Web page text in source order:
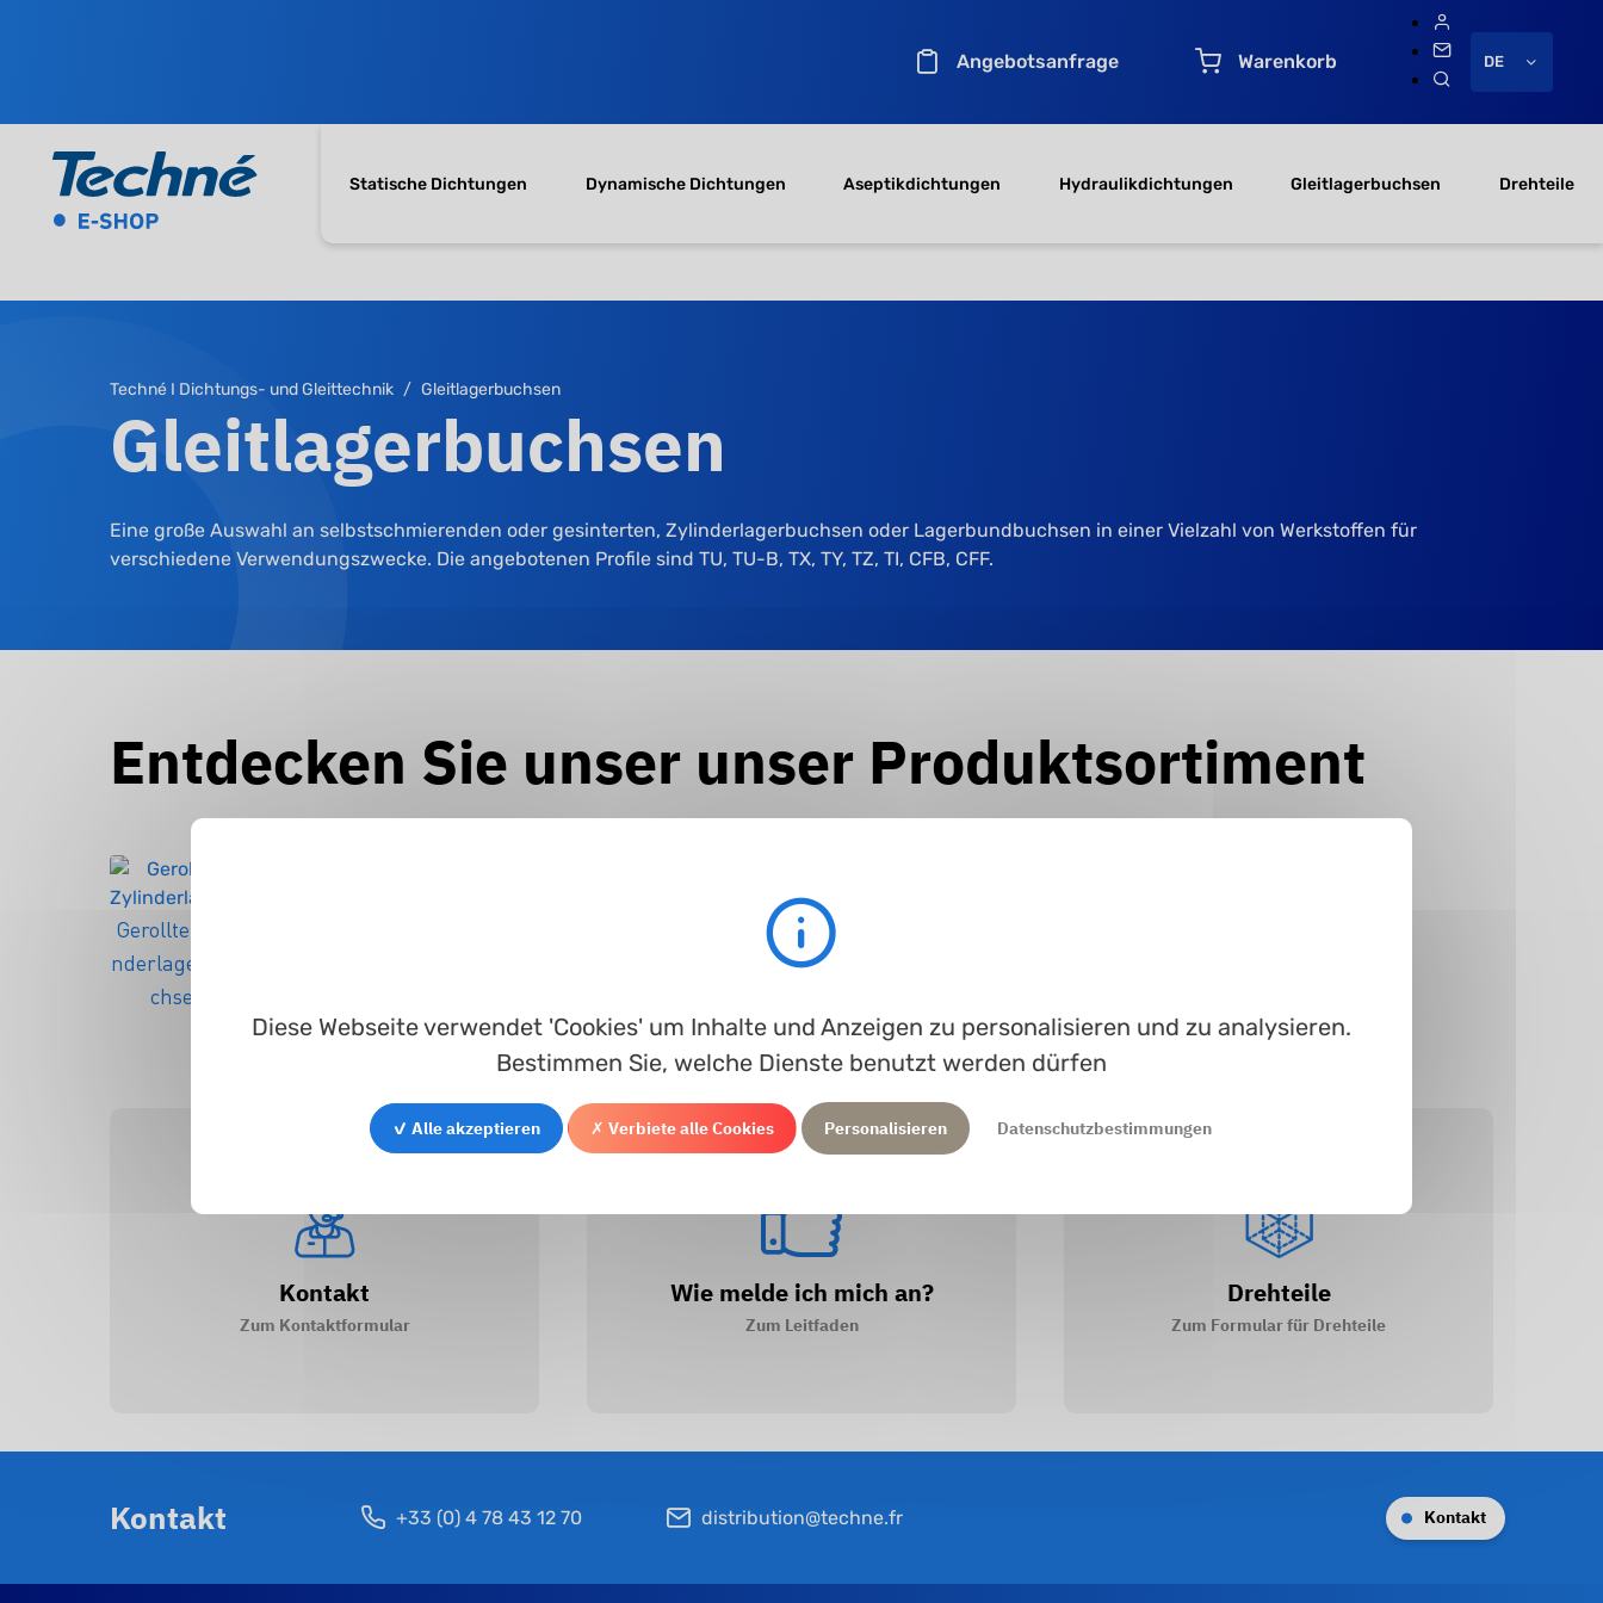
Angebotsanfrage Warenkorb DE
Statische Dichtungen Dynamische Dichtungen Aseptikdichtungen Hydraulikdichtungen Gleitlagerbuchsen Drehteile
Techné I Dichtungs- und Gleittechnik Gleitlagerbuchsen
Gleitlagerbuchsen
Eine große Auswahl an selbstschmierenden oder gesinterten, Zylinderlagerbuchsen oder Lagerbundbuchsen in einer Vielzahl von Werkstoffen für
verschiedene Verwendungszwecke. Die angebotenen Profile sind TU, TU-B, TX, TY, TZ, TI, CFB, CFF.
Entdecken Sie unser unser Produktsortiment
Gerollte Zyli
nderlagerbu
chse
Sinterbundb
Gleitlagersc
Kontakt
Zum Kontaktformular
Wie melde ich mich an?
Zum Leitfaden
Drehteile
Zum Formular für Drehteile
Kontakt +33 (0) 4 78 43 12 70 distribution@techne.fr Kontakt
Diese Webseite verwendet 'Cookies' um Inhalte und Anzeigen zu personalisieren und zu analysieren.
Bestimmen Sie, welche Dienste benutzt werden dürfen
✓ Alle akzeptieren ✗ Verbiete alle Cookies Personalisieren Datenschutzbestimmungen